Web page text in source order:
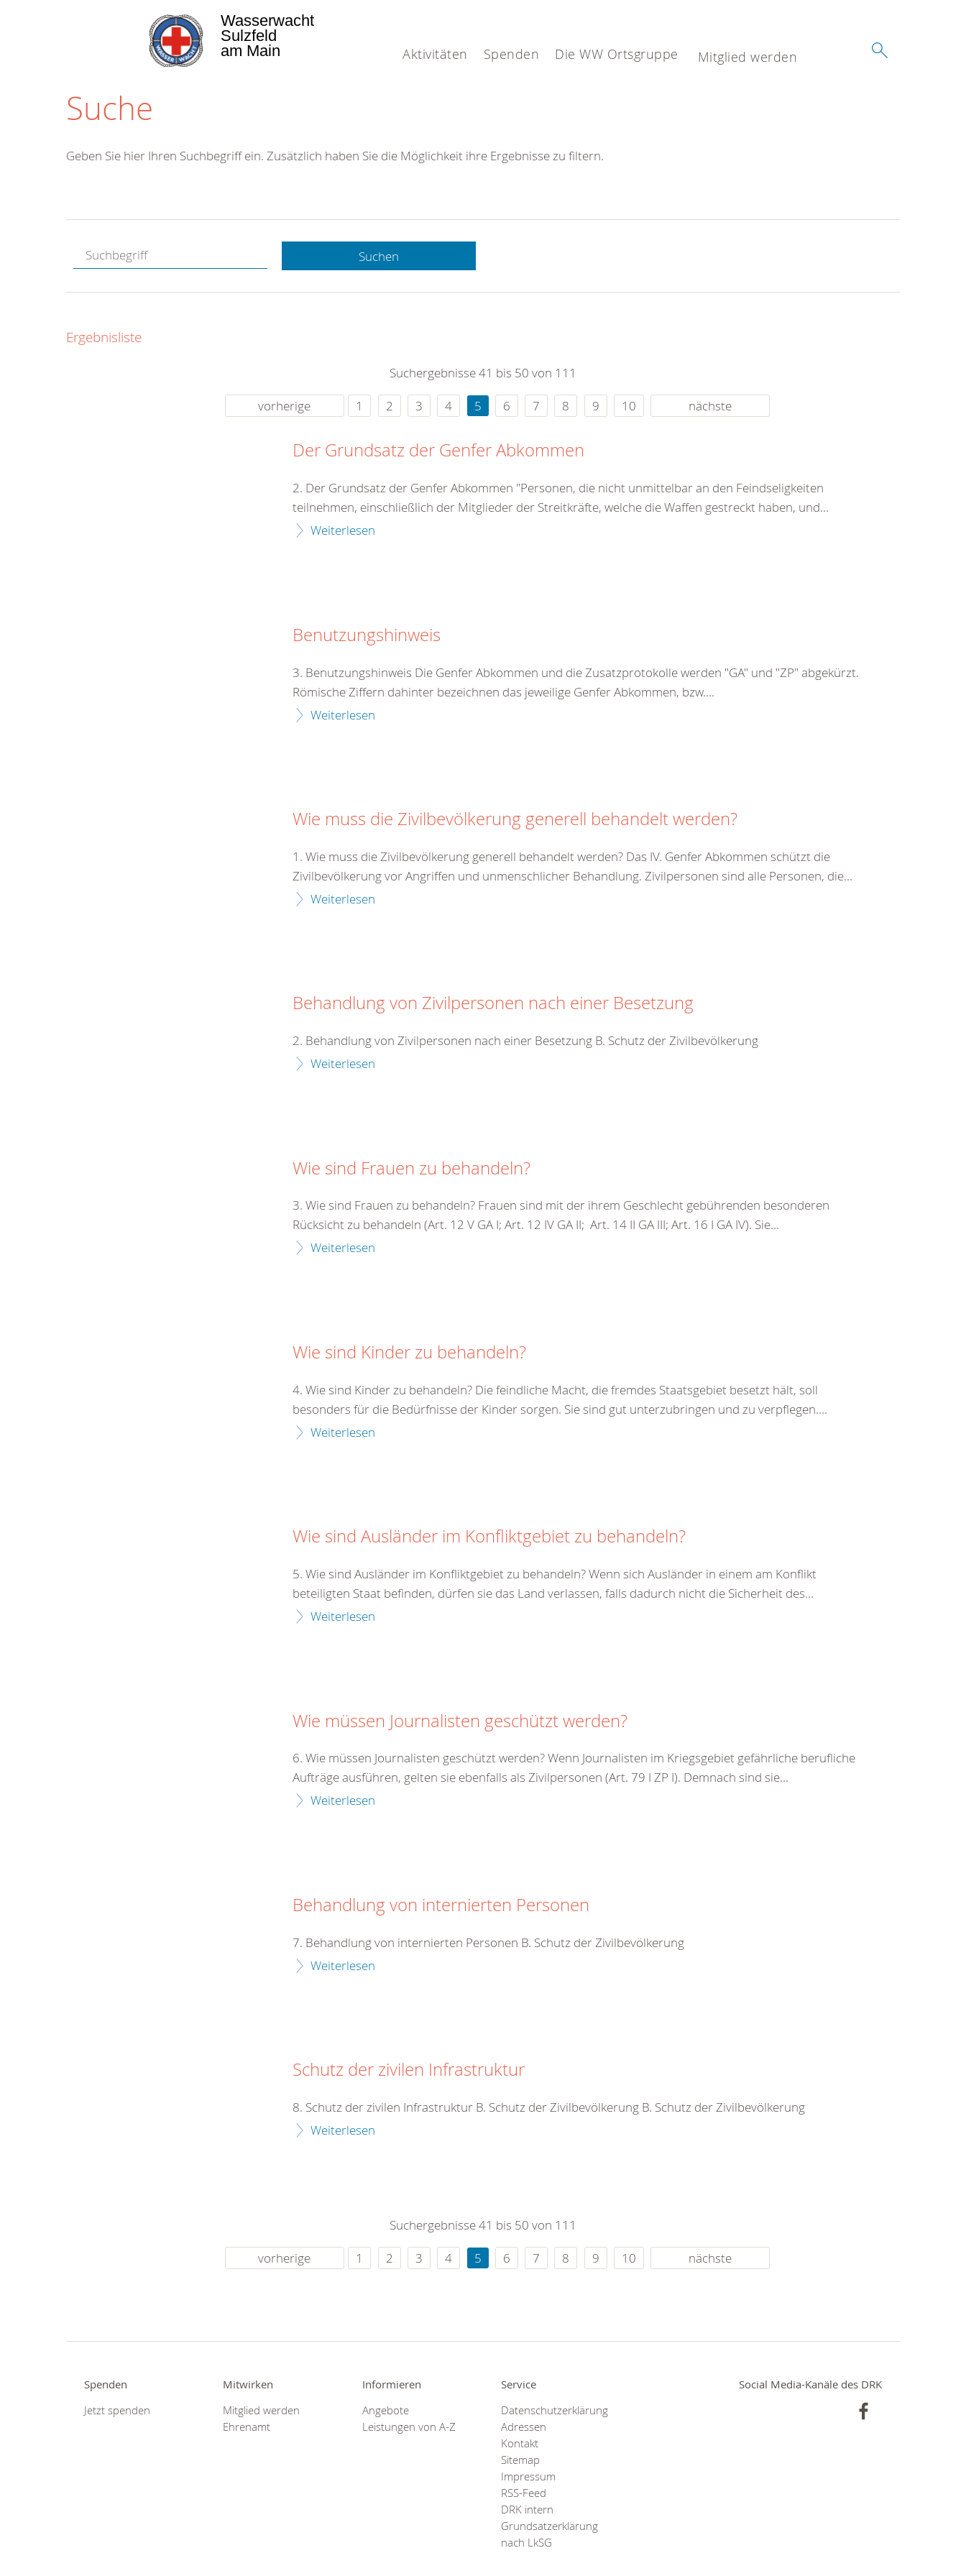
Aktivitäten Spenden Die WW Ortsgruppe Mitglied werden
Wasserwacht
Sulzfeld
am Main
Suche
Hotline.
gerne.
rund um die Uhr
Geben Sie hier Ihren Suchbegriff ein. Zusätzlich haben Sie die Möglichkeit ihre Ergebnisse zu filtern.
Suchen
Ergebnisliste
Suchergebnisse 41 bis 50 von 111
vorherige
1 2 3 4 5 6 7 8 9 10 nächste
Der Grundsatz der Genfer Abkommen
2. Der Grundsatz der Genfer Abkommen "Personen, die nicht unmittelbar an den Feindseligkeiten
teilnehmen, einschließlich der Mitglieder der Streitkräfte, welche die Waffen gestreckt haben, und...
Weiterlesen
Benutzungshinweis
3. Benutzungshinweis Die Genfer Abkommen und die Zusatzprotokolle werden "GA" und "ZP" abgekürzt.
Römische Ziffern dahinter bezeichnen das jeweilige Genfer Abkommen, bzw....
Weiterlesen
Wie muss die Zivilbevölkerung generell behandelt werden?
1. Wie muss die Zivilbevölkerung generell behandelt werden? Das IV. Genfer Abkommen schützt die
Zivilbevölkerung vor Angriffen und unmenschlicher Behandlung. Zivilpersonen sind alle Personen, die...
Weiterlesen
Behandlung von Zivilpersonen nach einer Besetzung
2. Behandlung von Zivilpersonen nach einer Besetzung B. Schutz der Zivilbevölkerung
Weiterlesen
Wie sind Frauen zu behandeln?
3. Wie sind Frauen zu behandeln? Frauen sind mit der ihrem Geschlecht gebührenden besonderen
Rücksicht zu behandeln (Art. 12 V GA I; Art. 12 IV GA II; Art. 14 II GA III; Art. 16 I GA IV). Sie...
Weiterlesen
Wie sind Kinder zu behandeln?
4. Wie sind Kinder zu behandeln? Die feindliche Macht, die fremdes Staatsgebiet besetzt hält, soll
besonders für die Bedürfnisse der Kinder sorgen. Sie sind gut unterzubringen und zu verpflegen....
Weiterlesen
Wie sind Ausländer im Konfliktgebiet zu behandeln?
5. Wie sind Ausländer im Konfliktgebiet zu behandeln? Wenn sich Ausländer in einem am Konflikt
beteiligten Staat befinden, dürfen sie das Land verlassen, falls dadurch nicht die Sicherheit des...
Weiterlesen
Wie müssen Journalisten geschützt werden?
6. Wie müssen Journalisten geschützt werden? Wenn Journalisten im Kriegsgebiet gefährliche berufliche
Aufträge ausführen, gelten sie ebenfalls als Zivilpersonen (Art. 79 I ZP I). Demnach sind sie...
Weiterlesen
Behandlung von internierten Personen
7. Behandlung von internierten Personen B. Schutz der Zivilbevölkerung
Weiterlesen
Schutz der zivilen Infrastruktur
8. Schutz der zivilen Infrastruktur B. Schutz der Zivilbevölkerung B. Schutz der Zivilbevölkerung
Weiterlesen
Suchergebnisse 41 bis 50 von 111
vorherige
1 2 3 4 5 6 7 8 9 10 nächste
Spenden
Jetzt spenden
Mitwirken
Mitglied werden
Ehrenamt
Informieren
Angebote
Leistungen von A-Z
Service
Datenschutzerklärung
Adressen
Kontakt
Sitemap
Impressum
RSS-Feed
DRK intern
Grundsatzerklärung
nach LkSG
Social Media-Kanäle des DRK